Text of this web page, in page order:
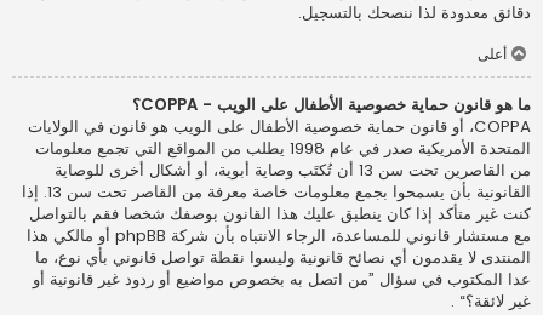
دقائق معدودة لذا ننصحك بالتسجيل.
أعلى
ما هو قانون حماية خصوصية الأطفال على الويب - COPPA؟
COPPA، أو قانون حماية خصوصية الأطفال على الويب هو قانون في الولايات
المتحدة الأمريكية صدر في عام 1998 يطلب من المواقع التي تجمع معلومات
من القاصرين تحت سن 13 أن تُكتَب وصاية أبوية، أو أشكال أخرى للوصاية
القانونية بأن يسمحوا بجمع معلومات خاصة معرفة من القاصر تحت سن 13. إذا
كنت غير متأكد إذا كان ينطبق عليك هذا القانون بوصفك شخصا فقم بالتواصل
مع مستشار قانوني للمساعدة، الرجاء الانتباه بأن شركة phpBB أو مالكي هذا
المنتدى لا يقدمون أي نصائح قانونية وليسوا نقطة تواصل قانوني بأي نوع، ما
عدا المكتوب في سؤال ”من اتصل به بخصوص مواضيع أو ردود غير قانونية أو
غير لائقة؟“ .